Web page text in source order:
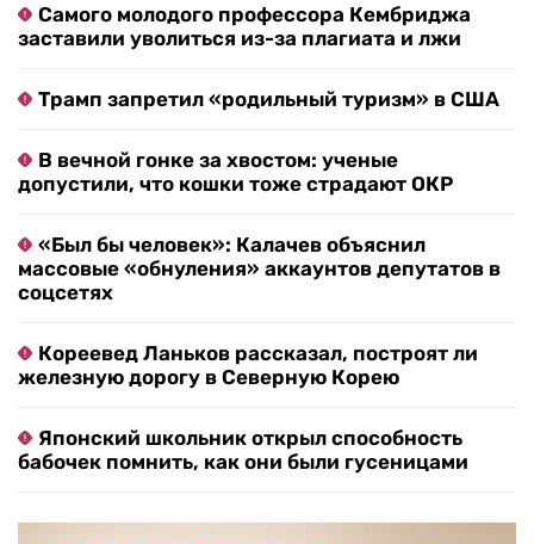
Самого молодого профессора Кембриджа
заставили уволиться из-за плагиата и лжи
Трамп запретил «родильный туризм» в США
В вечной гонке за хвостом: ученые
допустили, что кошки тоже страдают ОКР
«Был бы человек»: Калачев объяснил
массовые «обнуления» аккаунтов депутатов в
соцсетях
Кореевед Ланьков рассказал, построят ли
железную дорогу в Северную Корею
Японский школьник открыл способность
бабочек помнить, как они были гусеницами